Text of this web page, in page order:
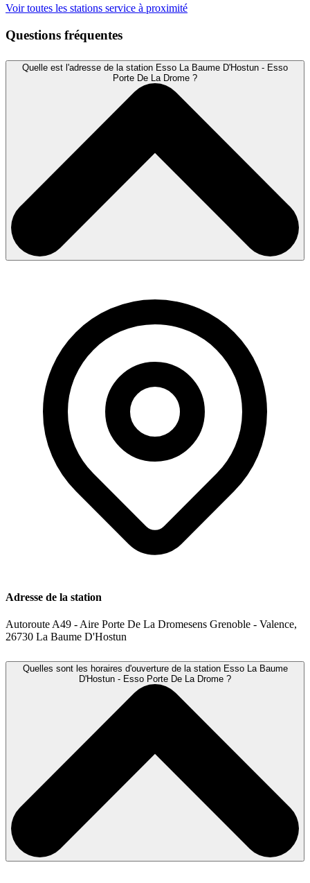
Voir toutes les stations service à proximité
Questions fréquentes
Quelle est l'adresse de la station Esso La Baume D'Hostun - Esso
Porte De La Drome ?
Adresse de la station
Autoroute A49 - Aire Porte De La Dromesens Grenoble - Valence,
26730 La Baume D'Hostun
Quelles sont les horaires d'ouverture de la station Esso La Baume
D'Hostun - Esso Porte De La Drome ?